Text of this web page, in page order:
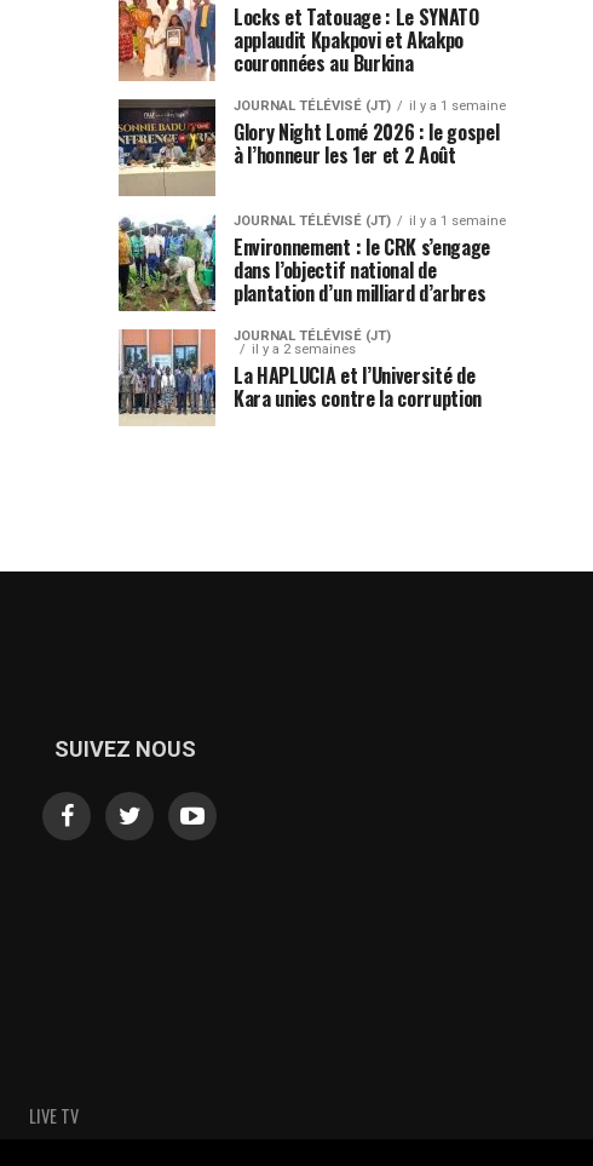
Locks et Tatouage : Le SYNATO
applaudit Kpakpovi et Akakpo
couronnées au Burkina
JOURNAL TÉLÉVISÉ (JT) il y a 1 semaine
Glory Night Lomé 2026 : le gospel
à l’honneur les 1er et 2 Août
JOURNAL TÉLÉVISÉ (JT) il y a 1 semaine
Environnement : le CRK s’engage
dans l’objectif national de
plantation d’un milliard d’arbres
JOURNAL TÉLÉVISÉ (JT)
il y a 2 semaines
La HAPLUCIA et l’Université de
Kara unies contre la corruption
SUIVEZ NOUS
LIVE TV